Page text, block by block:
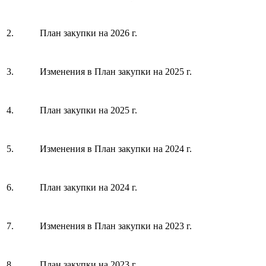
2. План закупки на 2026 г.
3. Изменения в План закупки на 2025 г.
4. План закупки на 2025 г.
5. Изменения в План закупки на 2024 г.
6. План закупки на 2024 г.
7. Изменения в План закупки на 2023 г.